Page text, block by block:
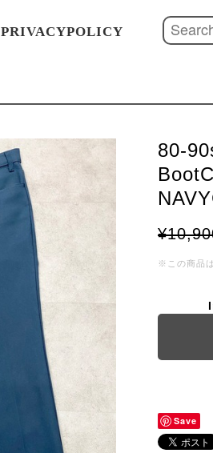
PRIVACYPOLICY
80-
※この商品
Save